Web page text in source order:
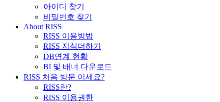
아이디 찾기
비밀번호 찾기
About RISS
RISS 이용방법
RISS 지식더하기
DB연계 현황
BI 및 배너 다운로드
RISS 처음 방문 이세요?
RISS란?
RISS 이용권한